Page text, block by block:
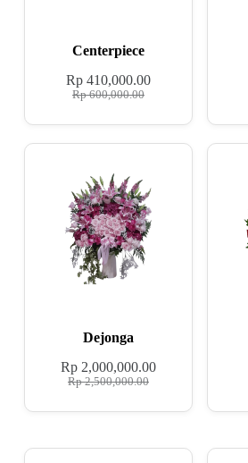
Centerpiece
Rp600,000.00
Rp410,000.00
Dejonga
Rp2,500,000.00
Rp2,000,000.00